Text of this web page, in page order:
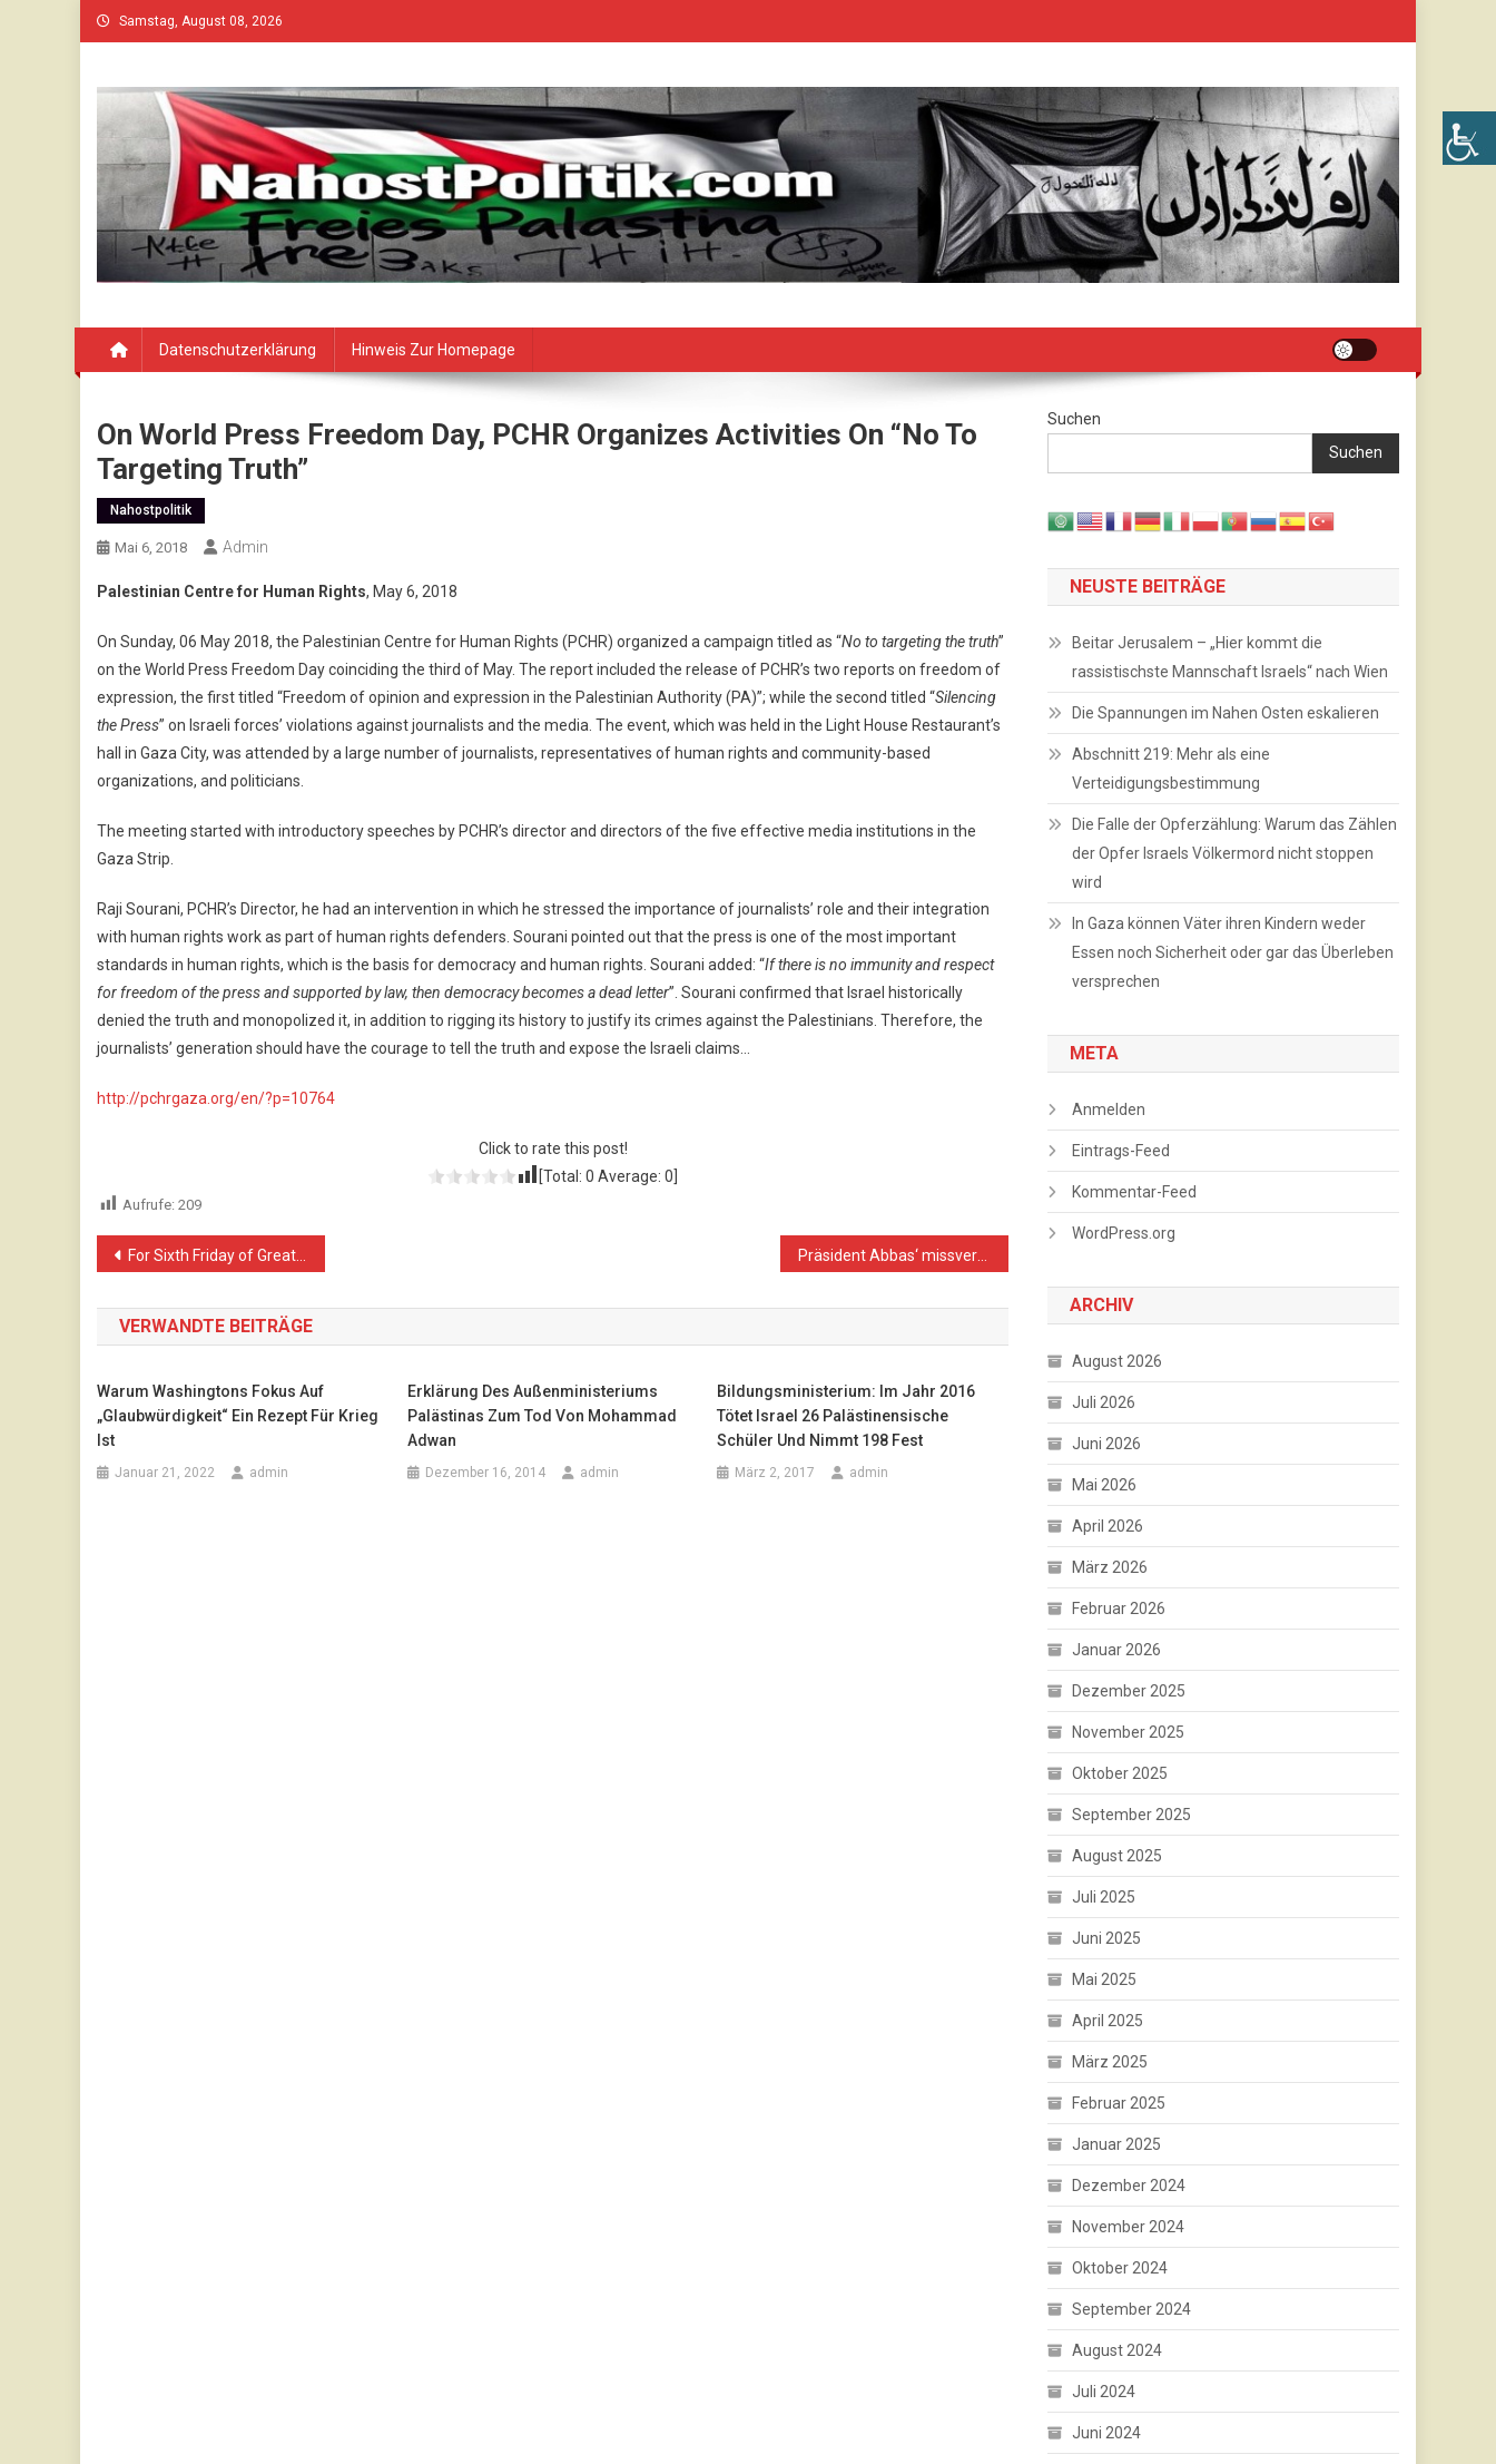
Skip
to
Samstag, August 08, 2026
Datenschutzerklärung Hinweis Zur Homepage
On World Press Freedom Day, PCHR Organizes Activities On “No To
Targeting Truth”
Nahostpolitik
Mai 6, 2018 Admin
Palestinian Centre for Human Rights, May 6, 2018
On Sunday, 06 May 2018, the Palestinian Centre for Human Rights (PCHR) organized a campaign titled as “No to targeting the truth”
on the World Press Freedom Day coinciding the third of May. The report included the release of PCHR’s two reports on freedom of
expression, the first titled “Freedom of opinion and expression in the Palestinian Authority (PA)”; while the second titled “Silencing
the Press” on Israeli forces’ violations against journalists and the media. The event, which was held in the Light House Restaurant’s
hall in Gaza City, was attended by a large number of journalists, representatives of human rights and community-based
organizations, and politicians.
The meeting started with introductory speeches by PCHR’s director and directors of the five effective media institutions in the
Gaza Strip.
Raji Sourani, PCHR’s Director, he had an intervention in which he stressed the importance of journalists’ role and their integration
with human rights work as part of human rights defenders. Sourani pointed out that the press is one of the most important
standards in human rights, which is the basis for democracy and human rights. Sourani added: “If there is no immunity and respect
for freedom of the press and supported by law, then democracy becomes a dead letter”. Sourani confirmed that Israel historically
denied the truth and monopolized it, in addition to rigging its history to justify its crimes against the Palestinians. Therefore, the
journalists’ generation should have the courage to tell the truth and expose the Israeli claims…
http://pchrgaza.org/en/?p=10764
Click to rate this post!
[Total: 0 Average: 0
Aufrufe: 209
Beitragsnavigation
For Sixth Friday of Great March of Return and Breaking Siege in Gaza Strip, Israeli Forces Continue to Use Lethal Force against Palestinian Peaceful Civilians, Wounding 196 of them, including 28 Children, 8 Women and 3 Paramedics
VERWANDTE BEITRÄGE
Warum Washingtons Fokus Auf
„Glaubwürdigkeit“ Ein Rezept Für Krieg
Ist
Januar 21, 2022 admin
Erklärung Des Außenministeriums
Palästinas Zum Tod Von Mohammad
Adwan
Dezember 16, 2014 admin
Bildungsministerium: Im Jahr 2016
Tötet Israel 26 Palästinensische
Schüler Und Nimmt 198 Fest
März 2, 2017 admin
Suchen
Suchen
NEUSTE BEITRÄGE
Beitar Jerusalem – „Hier kommt die
rassistischste Mannschaft Israels“ nach Wien
Die Spannungen im Nahen Osten eskalieren
Abschnitt 219: Mehr als eine
Verteidigungsbestimmung
Die Falle der Opferzählung: Warum das Zählen
der Opfer Israels Völkermord nicht stoppen
wird
In Gaza können Väter ihren Kindern weder
Essen noch Sicherheit oder gar das Überleben
versprechen
META
Anmelden
Eintrags-Feed
Kommentar-Feed
WordPress.org
ARCHIV
August 2026
Juli 2026
Juni 2026
Mai 2026
April 2026
März 2026
Februar 2026
Januar 2026
Dezember 2025
November 2025
Oktober 2025
September 2025
August 2025
Juli 2025
Juni 2025
Mai 2025
April 2025
März 2025
Februar 2025
Januar 2025
Dezember 2024
November 2024
Oktober 2024
September 2024
August 2024
Juli 2024
Juni 2024